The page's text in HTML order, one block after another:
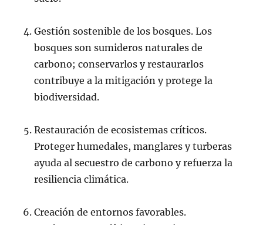
Gestión sostenible de los bosques. Los
bosques son sumideros naturales de
carbono; conservarlos y restaurarlos
contribuye a la mitigación y protege la
biodiversidad.
Restauración de ecosistemas críticos.
Proteger humedales, manglares y turberas
ayuda al secuestro de carbono y refuerza la
resiliencia climática.
Creación de entornos favorables.